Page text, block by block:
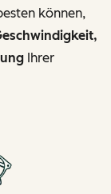
können,
Ihrer